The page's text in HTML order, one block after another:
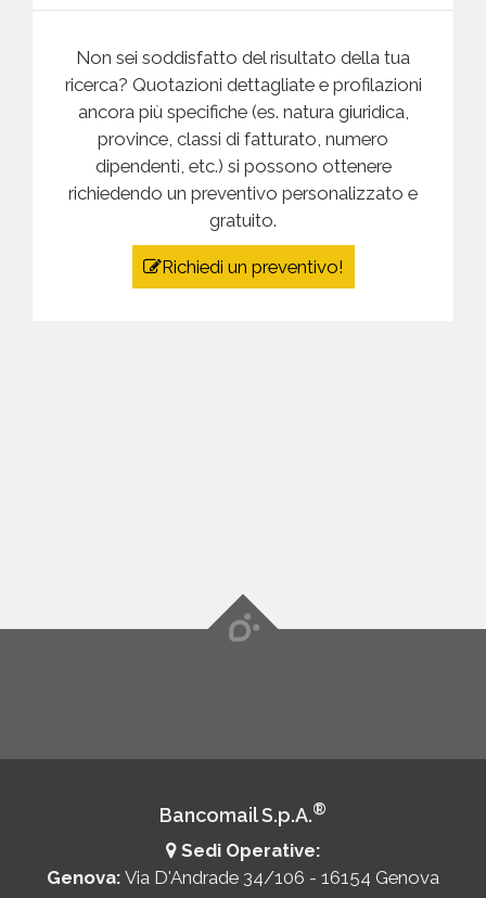
Mostra
categorie
Porto
Regno
Servizi
-
Panama
Libero
Panamá
-
Panama
Turismo
Panamá
Panama
Tutte Le
Non sei soddisfatto del risultato della tua
ricerca? Quotazioni dettagliate e profilazioni
ancora più specifiche (es. natura giuridica,
province, classi di fatturato, numero
dipendenti, etc.) si possono ottenere
richiedendo un preventivo personalizzato e
gratuito.
Richiedi un preventivo!
Bancomail S.p.A.®
Sedi Operative:
Genova: Via D'Andrade 34/106 - 16154 Genova